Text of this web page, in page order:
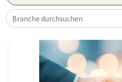
Branche durchsuchen